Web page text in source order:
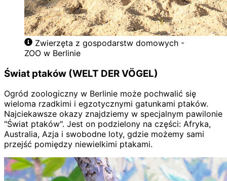
Zwierzęta z gospodarstw domowych -
ZOO w Berlinie
Świat ptaków (WELT DER VÖGEL)
Ogród zoologiczny w Berlinie może pochwalić się
wieloma rzadkimi i egzotycznymi gatunkami ptaków.
Najciekawsze okazy znajdziemy w specjalnym pawilonie
"Świat ptaków". Jest on podzielony na części: Afryka,
Australia, Azja i swobodne loty, gdzie możemy sami
przejść pomiędzy niewielkimi ptakami.